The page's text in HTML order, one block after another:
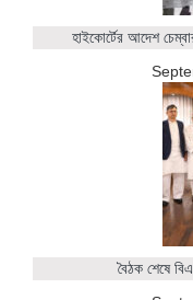
হাইকোর্টের আদেশ
বৈঠক শেষে